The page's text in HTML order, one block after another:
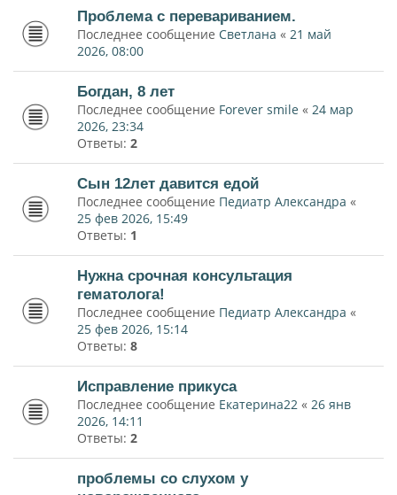
Проблема с перевариванием.
Последнее сообщение Светлана « 21 май
2026, 08:00
Богдан, 8 лет
Последнее сообщение Forever smile « 24 мар
2026, 23:34
Ответы: 2
Сын 12лет давится едой
Последнее сообщение Педиатр Александра «
25 фев 2026, 15:49
Ответы: 1
Нужна срочная консультация
гематолога!
Последнее сообщение Педиатр Александра «
25 фев 2026, 15:14
Ответы: 8
Исправление прикуса
Последнее сообщение Екатерина22 « 26 янв
2026, 14:11
Ответы: 2
проблемы со слухом у